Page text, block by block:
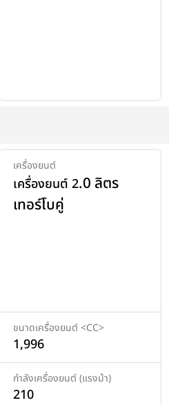
เครื่องยนต์
เครื่องยนต์ 2.0 ลิตร
เทอร์โบคู่
ขนาดเครื่องยนต์ <CC>
1,996
กำลังเครื่องยนต์ (แรงม้า)
210